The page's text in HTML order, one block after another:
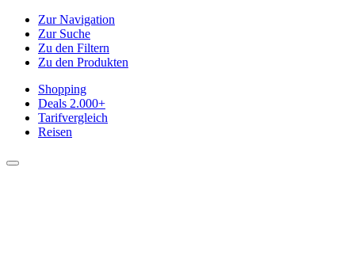
Zur Navigation
Zur Suche
Zu den Filtern
Zu den Produkten
Shopping
Deals 2.000+
Tarifvergleich
Reisen